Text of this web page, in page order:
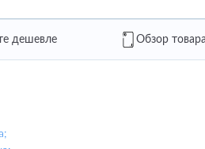
дешевле Обзор товара